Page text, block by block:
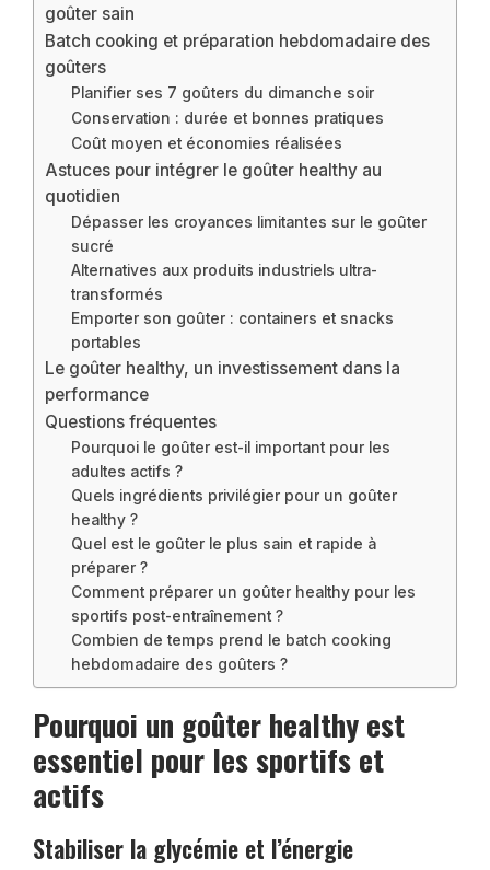
goûter sain
Batch cooking et préparation hebdomadaire des
goûters
Planifier ses 7 goûters du dimanche soir
Conservation : durée et bonnes pratiques
Coût moyen et économies réalisées
Astuces pour intégrer le goûter healthy au
quotidien
Dépasser les croyances limitantes sur le goûter
sucré
Alternatives aux produits industriels ultra-
transformés
Emporter son goûter : containers et snacks
portables
Le goûter healthy, un investissement dans la
performance
Questions fréquentes
Pourquoi le goûter est-il important pour les
adultes actifs ?
Quels ingrédients privilégier pour un goûter
healthy ?
Quel est le goûter le plus sain et rapide à
préparer ?
Comment préparer un goûter healthy pour les
sportifs post-entraînement ?
Combien de temps prend le batch cooking
hebdomadaire des goûters ?
Pourquoi un goûter healthy est
essentiel pour les sportifs et
actifs
Stabiliser la glycémie et l’énergie